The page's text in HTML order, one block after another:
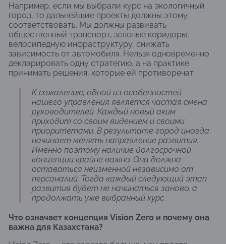
Например, если мы выбрали курс на экологичный
город, то дальнейшие проекты должны этому
соответствовать. Мы должны развивать
общественный транспорт, зеленые коридоры,
велосипедную инфраструктуру, снижать
зависимость от автомобиля. Нельзя одновременно
декларировать одну стратегию, а на практике
принимать решения, которые ей противоречат.
К сожалению, одной из особенностей
нашего управления является частая смена
руководителей. Каждый новый аким
приходит со своим видением и своими
приоритетами. В результате город иногда
начинает менять направление развития.
Именно поэтому наличие долгосрочной
концепции крайне важно. Она должна
оставаться неизменной независимо от
персоналий. Тогда каждый следующий этап
развития будет не начинаться заново, а
продолжать уже выбранный курс.
Что означает концепция Vision Zero и почему она
важна для Казахстана?